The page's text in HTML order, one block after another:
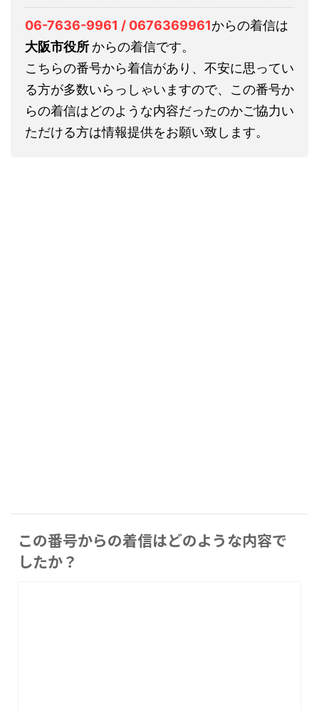
06-7636-9961 / 0676369961からの着信は
大阪市役所からの着信です。
こちらの番号から着信があり、不安に思ってい
る方が多数いらっしゃいますので、この番号か
らの着信はどのような内容だったのかご協力い
ただける方は情報提供をお願い致します。
この番号からの着信はどのような内容で
したか？